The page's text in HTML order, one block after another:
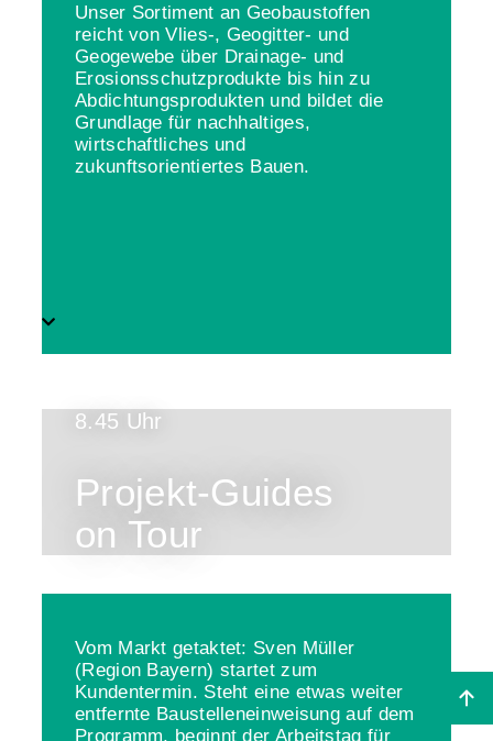
Unser Sortiment an Geobaustoffen
reicht von Vlies-, Geogitter- und
Geogewebe über Drainage- und
Erosionsschutzprodukte bis hin zu
Abdichtungsprodukten und bildet die
Grundlage für nachhaltiges,
wirtschaftliches und
zukunftsorientiertes Bauen.
8.45 Uhr
Projekt-Guides
on Tour
Vom Markt getaktet: Sven Müller
(Region Bayern) startet zum
Kundentermin. Steht eine etwas weiter
entfernte Baustelleneinweisung auf dem
Programm, beginnt der Arbeitstag für